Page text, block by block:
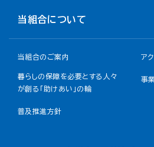
当組合について
当組合のご案内 ア
暮らしの保障を必要とする人々
が創る「助けあい」の輪
事
普及推進方針